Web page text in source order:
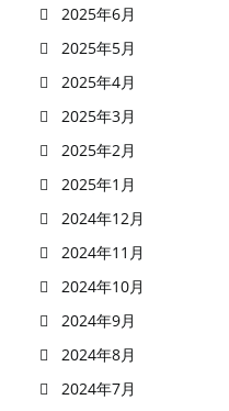
2025年6月
2025年5月
2025年4月
2025年3月
2025年2月
2025年1月
2024年12月
2024年11月
2024年10月
2024年9月
2024年8月
2024年7月